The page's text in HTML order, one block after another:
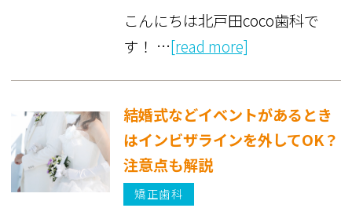
こんにちは北戸田coco歯科で
す！ …[read more]
結婚式などイベントがあるとき
はインビザラインを外してOK？
注意点も解説
矯正歯科